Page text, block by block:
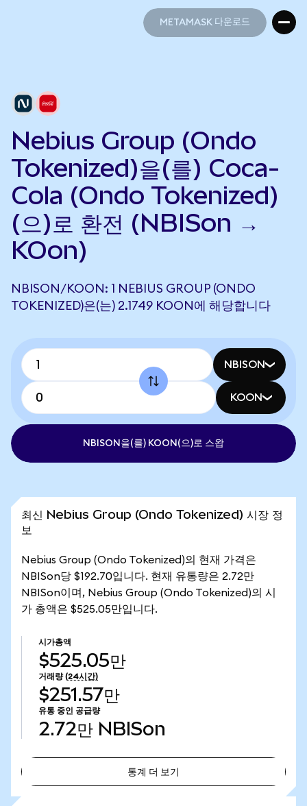
METAMASK 다운로드
Nebius Group (Ondo
Tokenized)을(를) Coca-
Cola (Ondo Tokenized)
(으)로 환전 (NBISon →
KOon)
NBISON/KOON: 1 NEBIUS GROUP (ONDO
TOKENIZED)은(는) 2.1749 KOON에 해당합니다
NBISON
KOON
NBISON을(를) KOON(으)로 스왑
최신 Nebius Group (Ondo Tokenized) 시장 정
보
Nebius Group (Ondo Tokenized)의 현재 가격은
NBISon당 $192.70입니다. 현재 유통량은 2.72만
NBISon이며, Nebius Group (Ondo Tokenized)의 시
가 총액은 $525.05만입니다.
시가총액
$525.05만
거래량 (24시간)
$251.57만
유통 중인 공급량
2.72만 NBISon
통계 더 보기